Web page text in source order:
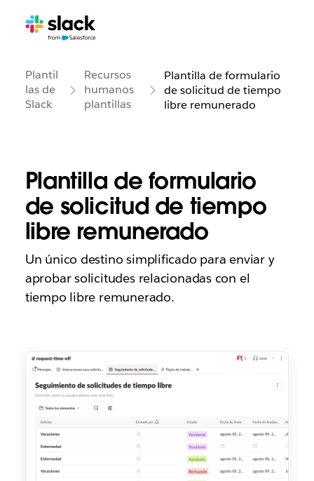
Plantil
las de
Slack
Recursos
humanos
plantillas
Plantilla de formulario
de solicitud de tiempo
libre remunerado
Plantilla de formulario
de solicitud de tiempo
libre remunerado
Un único destino simplificado para enviar y
aprobar solicitudes relacionadas con el
tiempo libre remunerado.